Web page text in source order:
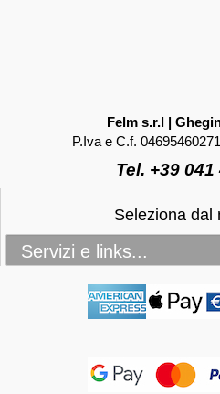
Felm s.r.l |
P.Iva e C.f.
Tel. +39
Seleziona dal